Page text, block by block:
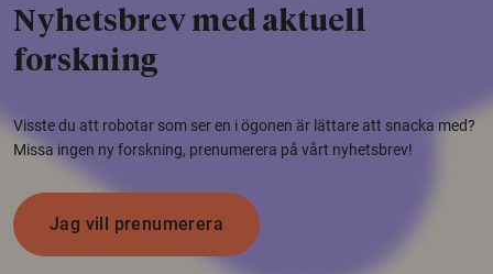
Nyhetsbrev med aktuell
forskning
Visste du att robotar som ser en i ögonen är lättare att snacka med?
Missa ingen ny forskning, prenumerera på vårt nyhetsbrev!
Jag vill prenumerera